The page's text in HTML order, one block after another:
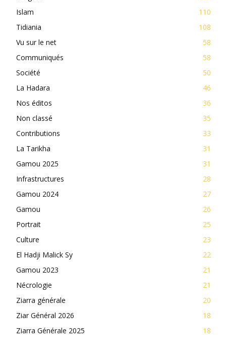
Islam
110
Tidiania
108
Vu sur le net
58
Communiqués
58
Société
50
La Hadara
46
Nos éditos
36
Non classé
35
Contributions
33
La Tarikha
31
Gamou 2025
31
Infrastructures
28
Gamou 2024
27
Gamou
26
Portrait
25
Culture
23
El Hadji Malick Sy
22
Gamou 2023
21
Nécrologie
21
Ziarra générale
20
Ziar Général 2026
18
Ziarra Générale 2025
18